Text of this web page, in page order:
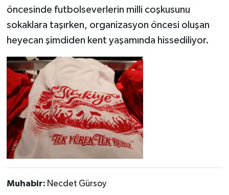
öncesinde futbolseverlerin milli coşkusunu
sokaklara taşırken, organizasyon öncesi oluşan
heyecan şimdiden kent yaşamında hissediliyor.
Muhabir: Necdet Gürsoy